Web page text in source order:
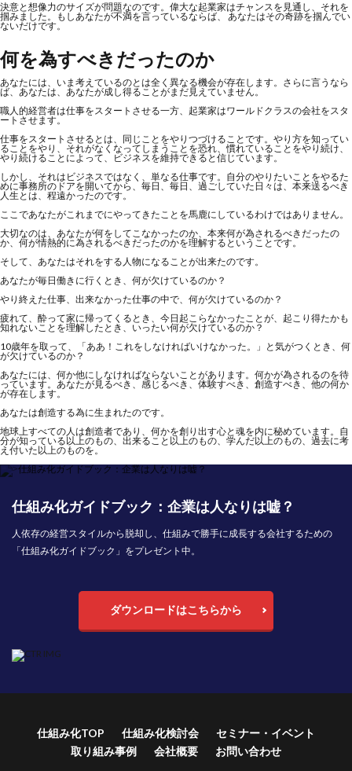
決意と想像力のサイズが問題なのです。偉大な起業家はチャンスを見通し、それを
掴みました。もしあなたが不満を言っているならば、 あなたはその奇跡を掴んでい
ないだけです。
何を為すべきだったのか
あなたには、いま考えているのとは全く異なる機会が存在します。さらに言うなら
ば、あなたは、あなたが成し得ることがまだ見えていません。
職人的経営者は仕事をスタートさせる一方、起業家はワールドクラスの会社をスタ
ートさせます。
仕事をスタートさせるとは、同じことをやりつづけることです。やり方を知ってい
ることをやり、それがなくなってしまうことを恐れ、慣れていることをやり続け、
やり続けることによって、ビジネスを維持できると信じています。
しかし、それはビジネスではなく、単なる仕事です。自分のやりたいことをやるた
めに事務所のドアを開いてから、毎日、毎日、過ごしていた日々は、本来送るべき
人生とは、程遠かったのです。
ここであなたがこれまでにやってきたことを馬鹿にしているわけではありません。
大切なのは、あなたが何をしてこなかったのか、本来何が為されるべきだったの
か、何が情熱的に為されるべきだったのかを理解するということです。
そして、あなたはそれをする人物になることが出来たのです。
あなたが毎日働きに行くとき、何が欠けているのか？
やり終えた仕事、出来なかった仕事の中で、何が欠けているのか？
疲れて、酔って家に帰ってくるとき、今日起こらなかったことが、起こり得たかも
知れないことを理解したとき、いったい何が欠けているのか？
10歳年を取って、「ああ！これをしなければいけなかった。」と気がつくとき、何
が欠けているのか？
あなたには、何か他にしなければならないことがあります。何かが為されるのを待
っています。あなたが見るべき、感じるべき、体験すべき、創造すべき、他の何か
が存在します。
あなたは創造する為に生まれたのです。
地球上すべての人は創造者であり、何かを創り出す心と魂を内に秘めています。自
分が知っている以上のもの、出来ること以上のもの、学んだ以上のもの、過去に考
え付いた以上のものを。
仕組み化ガイドブック：企業は人なりは嘘？
人依存の経営スタイルから脱却し、仕組みで勝手に成長する会社するための
「仕組み化ガイドブック」をプレゼント中。
ダウンロードはこちらから
仕組み化TOP 仕組み化検討会
セミナー・イベント
取り組み事例
会社概要 お問い合わせ